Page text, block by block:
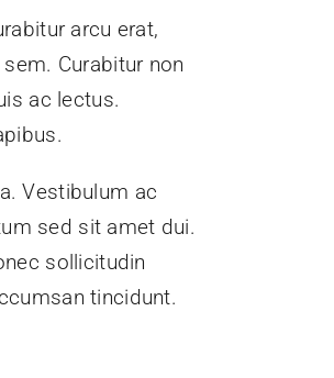
arcu erat,
Curabitur non
ac lectus.
Vestibulum ac
sed sit amet dui.
sollicitudin
tincidunt.